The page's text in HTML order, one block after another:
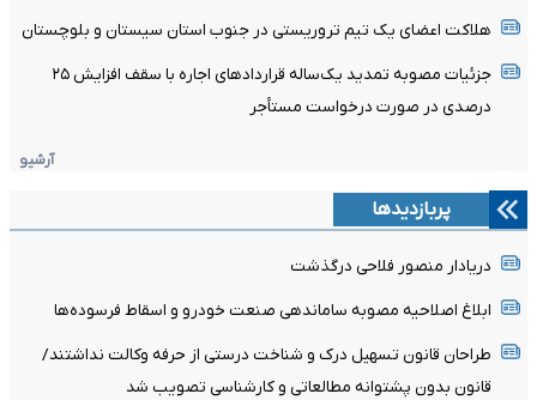
هلاکت اعضای یک تیم تروریستی در جنوب استان سیستان و بلوچستان
جزئیات مصوبه تمدید یک‌ساله قرارداد‌های اجاره با سقف افزایش ۲۵
درصدی در صورت درخواست مستأجر
آرشیو
پربازدیدها
دریادار منصور فلاحی درگذشت
ابلاغ اصلاحیه مصوبه ساماندهی صنعت خودرو و اسقاط فرسوده‌ها
طراحان قانون تسهیل درک و شناخت درستی از حرفه وکالت نداشتند/
قانون بدون پشتوانه مطالعاتی و کارشناسی تصویب شد